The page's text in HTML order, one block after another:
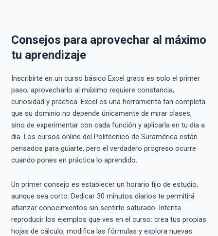
Consejos para aprovechar al máximo
tu aprendizaje
Inscribirte en un curso básico Excel gratis es solo el primer
paso; aprovecharlo al máximo requiere constancia,
curiosidad y práctica. Excel es una herramienta tan completa
que su dominio no depende únicamente de mirar clases,
sino de experimentar con cada función y aplicarla en tu día a
día. Los cursos online del Politécnico de Suramérica están
pensados para guiarte, pero el verdadero progreso ocurre
cuando pones en práctica lo aprendido.
Un primer consejo es establecer un horario fijo de estudio,
aunque sea corto. Dedicar 30 minutos diarios te permitirá
afianzar conocimientos sin sentirte saturado. Intenta
reproducir los ejemplos que ves en el curso: crea tus propias
hojas de cálculo, modifica las fórmulas y explora nuevas